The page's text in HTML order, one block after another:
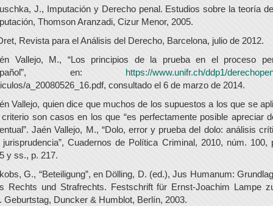
J., Imputación y Derecho penal. Estudios sobre la teoría
Thomson Aranzadi, Cizur Menor, 2005.
Revista para el Análisis del Derecho, Barcelona, julio de 2012.
Vallejo, M., “Los principios de la prueba en el proceso
en: https://www.unifr.ch/ddp1/
a_20080526_16.pdf, consultado el 6 de marzo de 2014.
Vallejo, quien dice que muchos de los supuestos a los que se
criterio son casos en los que “es perfectamente posible apreciar
Jaén Vallejo, M., “Dolo, error y prueba del dolo: análisis
jurisprudencia”, Cuadernos de Política Criminal, 2010, núm. 100,
y ss., p. 217.
G., “Beteiligung”, en Dölling, D. (ed.), Jus Humanum:
Rechts und Strafrechts. Festschrift für Ernst-Joachim Lampe
Geburtstag, Duncker & Humblot, Berlín, 2003.